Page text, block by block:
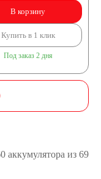
В корзину
Купить в 1 клик
Под заказ 2 дня
аккумулятора из 69